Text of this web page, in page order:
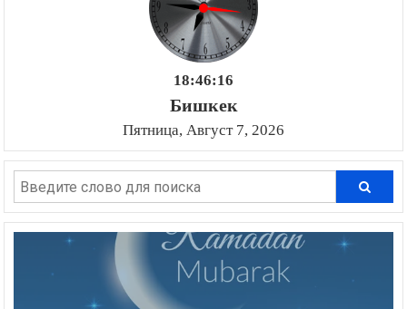
18:46:17
Бишкек
Пятница, Август 7, 2026